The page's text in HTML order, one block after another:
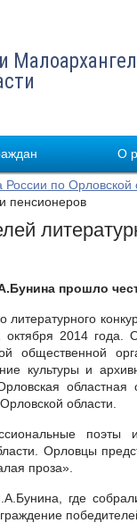
О
по Орловской
пенсионеров
прошло
литературного
2014 года.
общественной
культуры и
областная
области.
поэты
Орловцы
проза».
где